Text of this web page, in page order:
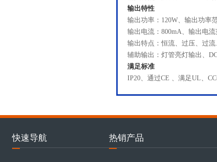
输出特性
输出功率：120W、输出功率
输出电流：800mA、输出电
输出特点：恒流、过压、过
辅助输出：灯管亮灯输出、
满足标准
IP20、通过CE 、满足UL、
快速导航 热销产品